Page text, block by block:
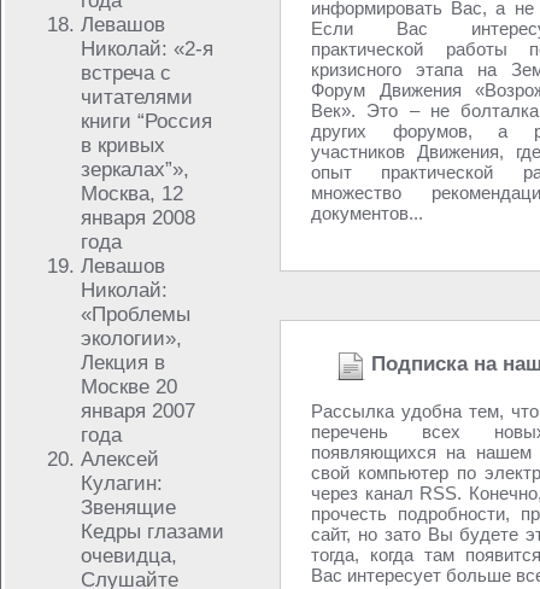
Левашов
Николай: «2-я
встреча с
читателями
книги “Россия
в кривых
зеркалах”»,
Москва, 12
января 2008
года
Левашов
Николай:
«Проблемы
экологии»,
Лекция в
Москве 20
января 2007
года
Алексей
Кулагин:
Звенящие
Кедры глазами
очевидца,
Слушайте
информировать Вас, а
Если Вас
практической работы
кризисного этапа на
Форум Движения
Век». Это – не
других форумов, а
участников Движения,
опыт практической
множество
документов...
Подписка на
Рассылка удобна тем,
перечень всех
появляющихся на нашем
свой компьютер по
через канал RSS.
прочесть подробности,
сайт, но зато Вы будете
тогда, когда там
Вас интересует больше